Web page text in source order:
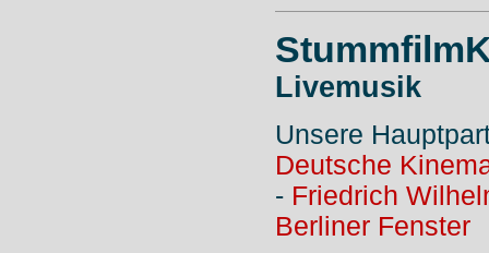
Livemusik
Unsere
Deutsche
- Friedrich
Berliner Fenster